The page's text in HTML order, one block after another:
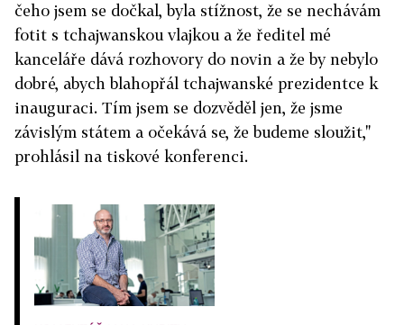
čeho jsem se dočkal, byla stížnost, že se nechávám
fotit s tchajwanskou vlajkou a že ředitel mé
kanceláře dává rozhovory do novin a že by nebylo
dobré, abych blahopřál tchajwanské prezidentce k
inauguraci. Tím jsem se dozvěděl jen, že jsme
závislým státem a očekává se, že budeme sloužit,"
prohlásil na tiskové konferenci.